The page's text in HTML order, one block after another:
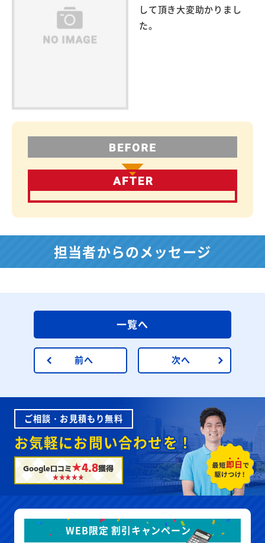
して頂き大変助かりまし
た。
担当者からのメッセージ
前へ
一覧へ
次へ
ご相談・お見積もり無料
お気軽にお問い合わせを！
Google口コミ★4.8獲得
WEB限定 割引キャンペーン